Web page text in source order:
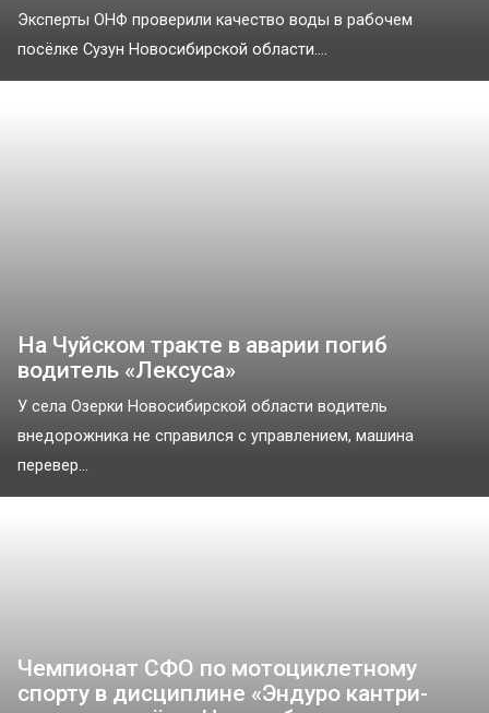
Эксперты ОНФ проверили качество воды в рабочем
посёлке Сузун Новосибирской области....
На Чуйском тракте в аварии погиб
водитель «Лексуса»
У села Озерки Новосибирской области водитель
внедорожника не справился с управлением, машина
перевер...
Чемпионат СФО по мотоциклетному
спорту в дисциплине «Эндуро кантри-